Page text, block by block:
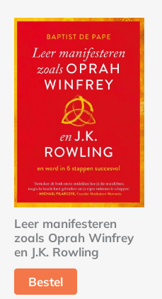
Leer manifesteren
zoals Oprah Winfrey
en J.K. Rowling
Bestel